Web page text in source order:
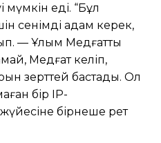
мүмкін еді. “Бұл
сенімді адам керек,
— Ұлым Медғатты
Медғат келіп,
зерттей бастады. Ол
бір IP-
бірнеше рет